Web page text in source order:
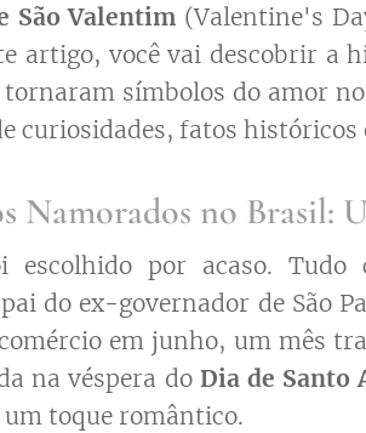
São Valentim (Valentine's
artigo, você vai descobrir a
tornaram símbolos do amor
curiosidades, fatos históricos
Namorados no Brasil:
escolhido por acaso. Tudo
do ex-governador de São
em junho, um mês
na véspera do Dia de Santo
toque romântico.